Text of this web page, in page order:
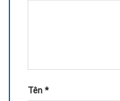
Tên *